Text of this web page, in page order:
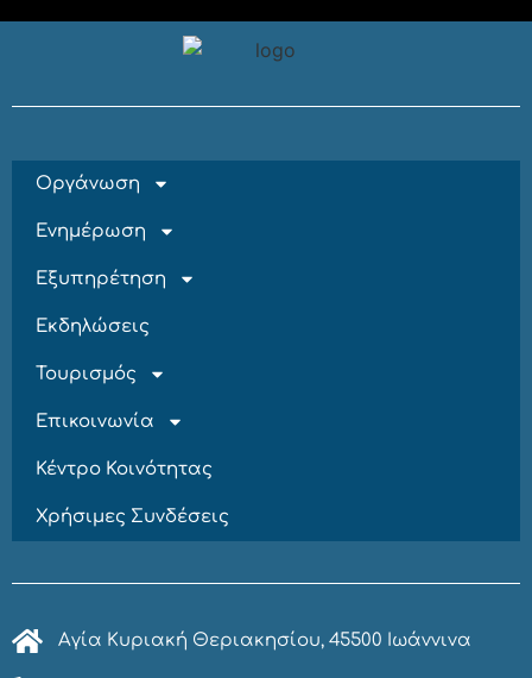
Οργάνωση
Ενημέρωση
Εξυπηρέτηση
Εκδηλώσεις
Τουρισμός
Επικοινωνία
Κέντρο Κοινότητας
Χρήσιμες Συνδέσεις
Αγία Κυριακή Θεριακησίου, 45500 Ιωάννινα